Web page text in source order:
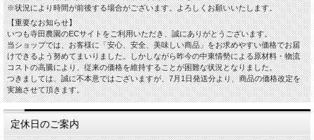
※状況により時間が前後する場合がございます。よろしくお願いいたします。
【重要なお知らせ】
いつも寺田農園のECサイトをご利用いただき、誠にありがとうございます。
当ショップでは、お客様に「安心、安全、美味しい商品」をお求めやすい価格でお届
けできるよう努めてまいりました。しかしながら昨今の中東情勢による原材料・物流
コストの高騰により、従来の価格を維持することが困難な状況となりました。
つきましては、誠に不本意ではございますが、7月1日発送分より、商品の価格改定を
実施させて頂きます。
定休日のご案内